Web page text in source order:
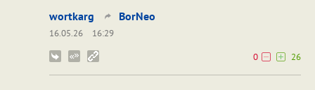
wortkarg BorNeo
16.05.26
16:29
0
26